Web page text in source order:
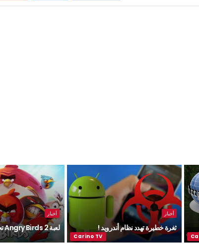
أخبار
ثغرة خطيرة تهدد نظام أندرويد !
أخبار
لعبة Angry Birds 2 تحقق رقما قياسيا !